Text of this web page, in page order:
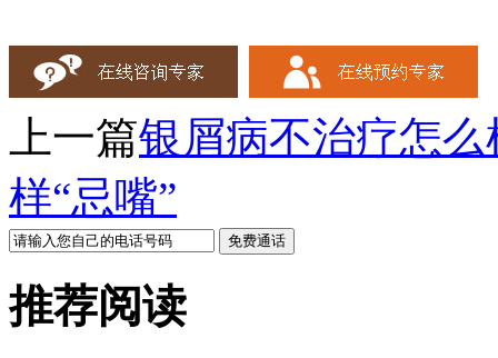
上一篇银屑病不治疗怎么
样“忌嘴”
推荐阅读